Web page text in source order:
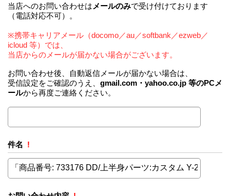
当店へのお問い合わせは メールのみで受け付けております
（電話対応不可）。
※携帯キャリアメール（docomo／au／softbank／ezweb／
icloud 等）では、
当店からのメールが届かない場合がございます。
お問い合わせ後、自動返信メールが届かない場合は、
受信設定をご確認のうえ、 gmail.com・yahoo.co.jp 等のPCメ
ールから再度ご連絡ください。
件名 !